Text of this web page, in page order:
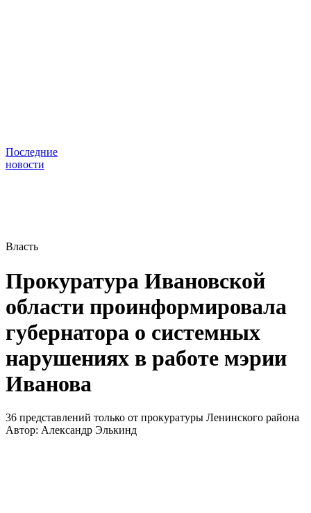
Последние
новости
Власть
Прокуратура Ивановской
области проинформировала
губернатора о системных
нарушениях в работе мэрии
Иванова
36 представлений только от прокуратуры Ленинского района
Автор: Александр Элькинд